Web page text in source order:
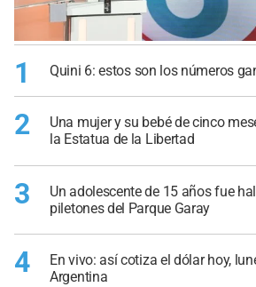
1 Quini 6: estos son los números
2
Una mujer y su bebé de cinco
la Estatua de la Libertad
3
Un adolescente de 15 años fue
piletones del Parque Garay
4
En vivo: así cotiza el dólar hoy,
Argentina